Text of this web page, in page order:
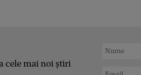
cele mai noi știri